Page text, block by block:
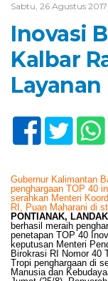
Sabtu, 26 Agustus 2017
Inovasi
Kalbar
Gubernur Kalimantan
penghargaan TOP 40
serahkan Menteri
RI, Puan Maharani di
PONTIANAK,
berhasil meraih
penetapan TOP 40
keputusan Menteri
Birokrasi RI Nomor 40
Tropi penghargaan di
Manusia dan